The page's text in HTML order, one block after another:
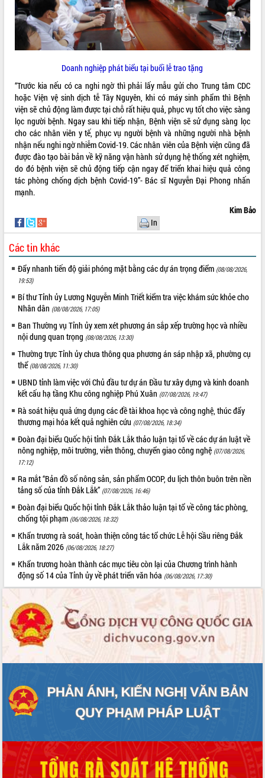
Doanh nghiệp phát biểu tại buổi lễ trao tặng
“Trước kia nếu có ca nghi ngờ thì phải lấy mẫu gửi cho Trung tâm CDC
hoặc Viện vệ sinh dịch tễ Tây Nguyên, khi có máy sinh phẩm thì Bệnh
viện sẽ chủ động làm được tại chỗ rất hiệu quả, phục vụ tốt cho việc sàng
lọc người bệnh. Ngay sau khi tiếp nhận, Bệnh viện sẽ sử dụng sàng lọc
cho các nhân viên y tế, phục vụ người bệnh và những người nhà bệnh
nhận nếu nghi ngờ nhiễm Covid-19. Các nhân viên của Bệnh viện cũng đã
được đào tạo bài bản về kỹ năng vận hành sử dụng hệ thống xét nghiệm,
do đó bệnh viện sẽ chủ động tiếp cận ngay để triển khai hiệu quả công
tác phòng chống dịch bệnh Covid-19”- Bác sĩ Nguyễn Đại Phong nhấn
mạnh.
Kim Bảo
In
Các tin khác
Đẩy nhanh tiến độ giải phóng mặt bằng các dự án trọng điểm (08/08/2026,
19:53)
Bí thư Tỉnh ủy Lương Nguyễn Minh Triết kiểm tra việc khám sức khỏe cho
Nhân dân (08/08/2026, 17:05)
Ban Thường vụ Tỉnh ủy xem xét phương án sắp xếp trường học và nhiều
nội dung quan trọng (08/08/2026, 13:30)
Thường trực Tỉnh ủy chưa thông qua phương án sáp nhập xã, phường cụ
thể (08/08/2026, 11:30)
UBND tỉnh làm việc với Chủ đầu tư dự án Đầu tư xây dựng và kinh doanh
kết cấu hạ tầng Khu công nghiệp Phú Xuân (07/08/2026, 19:47)
Rà soát hiệu quả ứng dụng các đề tài khoa học và công nghệ, thúc đẩy
thương mại hóa kết quả nghiên cứu (07/08/2026, 18:34)
Đoàn đại biểu Quốc hội tỉnh Đắk Lắk thảo luận tại tổ về các dự án luật về
nông nghiệp, môi trường, viễn thông, chuyển giao công nghệ (07/08/2026,
17:12)
Ra mắt “Bản đồ số nông sản, sản phẩm OCOP, du lịch thôn buôn trên nền
tảng số của tỉnh Đắk Lắk” (07/08/2026, 16:46)
Đoàn đại biểu Quốc hội tỉnh Đắk Lắk thảo luận tại tổ về công tác phòng,
chống tội phạm (06/08/2026, 18:32)
Khẩn trương rà soát, hoàn thiện công tác tổ chức Lễ hội Sầu riêng Đắk
Lắk năm 2026 (06/08/2026, 18:27)
Khẩn trương hoàn thành các mục tiêu còn lại của Chương trình hành
động số 14 của Tỉnh ủy về phát triển văn hóa (06/08/2026, 17:30)